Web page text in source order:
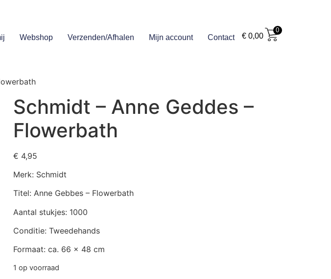
Webshop Verzenden/Afhalen Mijn account Contact €0,00
0
Schmidt – Anne Geddes –
Flowerbath
€ 4,95
Merk: Schmidt
Titel: Anne Gebbes – Flowerbath
Aantal stukjes: 1000
Conditie: Tweedehands
Formaat: ca. 66 x 48 cm
1 op voorraad